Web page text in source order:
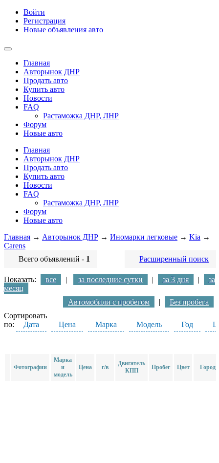
Войти
Регистрация
Новые объявления авто
Главная
Авторынок ДНР
Продать авто
Купить авто
Новости
FAQ
Растаможка ДНР, ЛНР
Форум
Новые авто
Главная
Авторынок ДНР
Продать авто
Купить авто
Новости
FAQ
Растаможка ДНР, ЛНР
Форум
Новые авто
Главная → Авторынок ДНР → Иномарки легковые → Kia →
Carens
Всего объявлений - 1 Расширенный поиск
Показать: все | за последние сутки | за 3 дня |
за
месяц
Автомобили с пробегом
|
Без пробега
Сортировать
по:
Дата Цена Марка Модель Год
Фотографии
Марка
и
модель
Цена г/в
Двигатель
КПП
Пробег Цвет Город